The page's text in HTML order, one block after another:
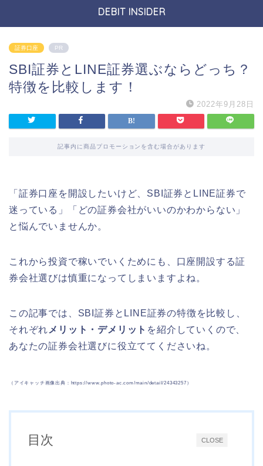
DEBIT INSIDER
証券口座 PR
SBI証券とLINE証券選ぶならどっち？
特徴を比較します！
2022年9月28日
記事内に商品プロモーションを含む場合があります
「証券口座を開設したいけど、SBI証券とLINE証券で
迷っている」「どの証券会社がいいのかわからない」
と悩んでいませんか。
これから投資で稼いでいくためにも、口座開設する証
券会社選びは慎重になってしまいますよね。
この記事では、SBI証券とLINE証券の特徴を比較し、
それぞれ メリット・デメリット を紹介していくので、
あなたの証券会社選びに役立ててくださいね。
（アイキャッチ画像出典：https://www.photo-ac.com/main/detail/24343257）
CLOSE
目次